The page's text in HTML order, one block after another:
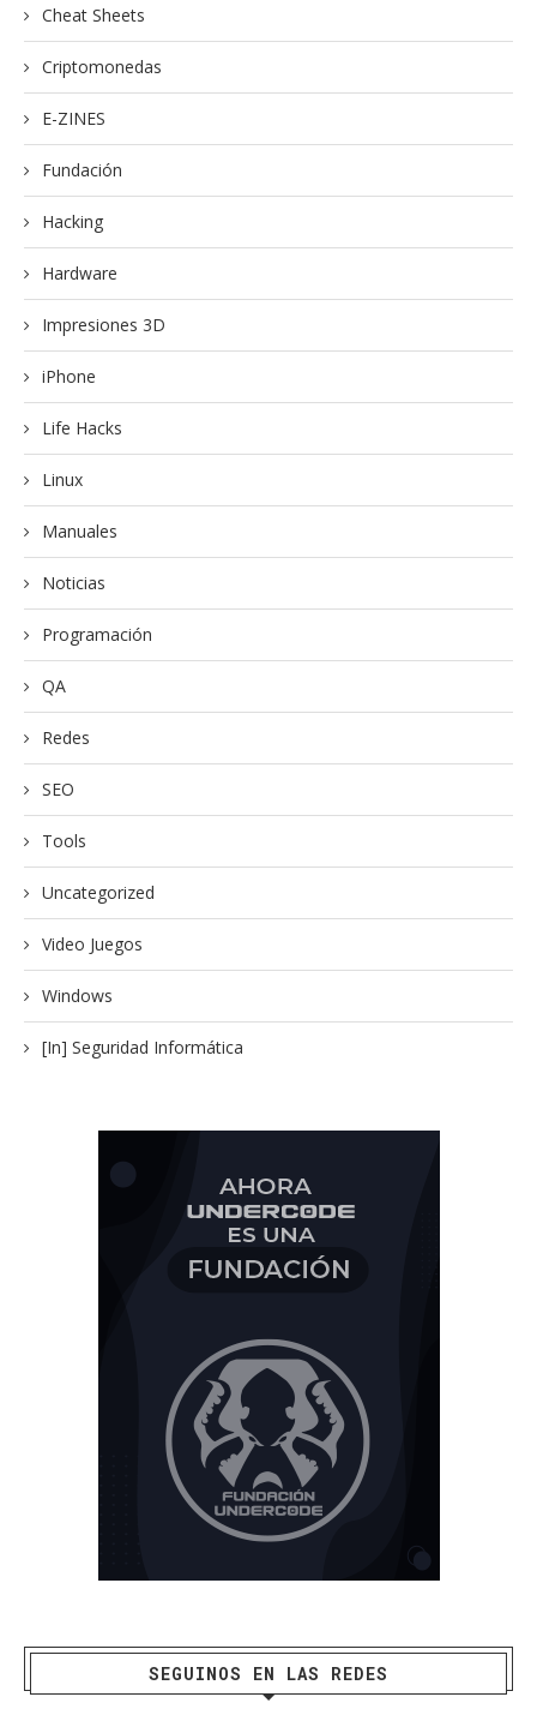
Cheat Sheets
Criptomonedas
E-ZINES
Fundación
Hacking
Hardware
Impresiones 3D
iPhone
Life Hacks
Linux
Manuales
Noticias
Programación
QA
Redes
SEO
Tools
Uncategorized
Video Juegos
Windows
[In] Seguridad Informática
SEGUINOS EN LAS REDES